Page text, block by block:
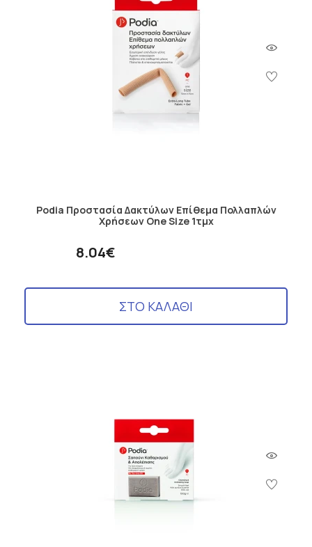
Podia Προστασία Δακτύλων Επίθεμα Πολλαπλών
Χρήσεων One Size 1τμχ
8.04€
ΣΤΟ ΚΑΛΑΘΙ